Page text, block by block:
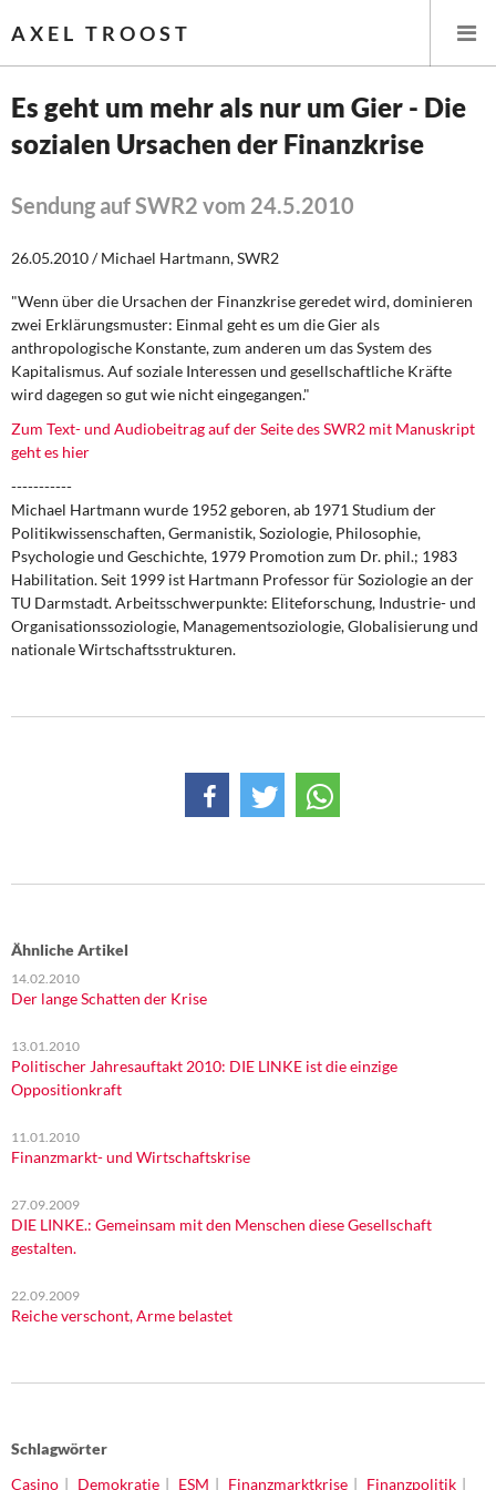
AXEL TROOST
Startseite
Themen
Leitlinien linker Wirtschafts- und Finanzpolitik
Wirtschaftspolitik
Steuer- und Finanzpolitik
Öffentliche Infrastruktur und Daseinsvorsorge
Eurokrise und Griechenland
DIE LINKE
Weitere Themen
Memo-Gruppe
Rosa-Luxemburg-Stiftung
Es geht um mehr als nur um Gier - Die
sozialen Ursachen der Finanzkrise
Sendung auf SWR2 vom 24.5.2010
26.05.2010 / Michael Hartmann, SWR2
"Wenn über die Ursachen der Finanzkrise geredet wird, dominieren
zwei Erklärungsmuster: Einmal geht es um die Gier als
anthropologische Konstante, zum anderen um das System des
Kapitalismus. Auf soziale Interessen und gesellschaftliche Kräfte
wird dagegen so gut wie nicht eingegangen."
Zum Text- und Audiobeitrag auf der Seite des SWR2 mit Manuskript
geht es hier
-----------
Michael Hartmann wurde 1952 geboren, ab 1971 Studium der
Politikwissenschaften, Germanistik, Soziologie, Philosophie,
Psychologie und Geschichte, 1979 Promotion zum Dr. phil.; 1983
Habilitation. Seit 1999 ist Hartmann Professor für Soziologie an der
TU Darmstadt. Arbeitsschwerpunkte: Eliteforschung, Industrie- und
Organisationssoziologie, Managementsoziologie, Globalisierung und
nationale Wirtschaftsstrukturen.
Ähnliche Artikel
14.02.2010
Der lange Schatten der Krise
13.01.2010
Politischer Jahresauftakt 2010: DIE LINKE ist die einzige
Oppositionkraft
11.01.2010
Finanzmarkt- und Wirtschaftskrise
27.09.2009
DIE LINKE.: Gemeinsam mit den Menschen diese Gesellschaft
gestalten.
22.09.2009
Reiche verschont, Arme belastet
Schlagwörter
Casino
Demokratie ESM Finanzmarktkrise Finanzpolitik